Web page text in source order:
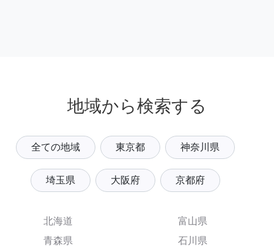
地域から検索する
全ての地域 東京都 神奈川県
埼玉県 大阪府 京都府
北海道
青森県
富山県
石川県